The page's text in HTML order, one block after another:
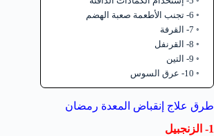
6- تجنب الأطعمة صعبة الهضم
7- القرفة
8- القرنفل
9- التين
10- عرق السوس
طرق علاج إنقباض المعدة رمضان
1- الزنجبيل